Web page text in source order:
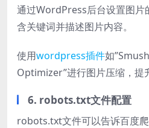
通过WordPress后台设置图片
含关键词并描述图片内容。
使用wordpress插件如
Optimizer”进行图片压缩，提
6. robots.txt文件配置
robots.txt文件可以告诉百度爬